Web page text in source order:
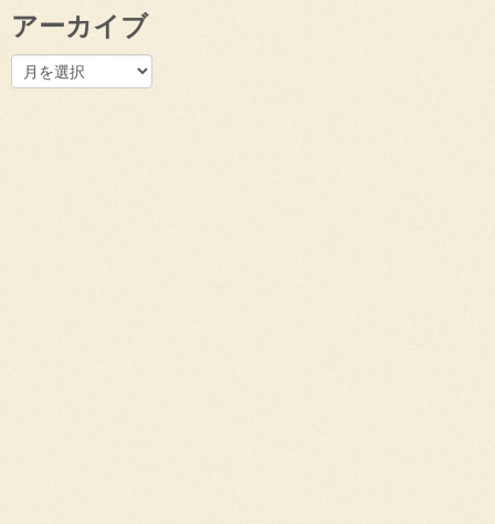
アーカイブ